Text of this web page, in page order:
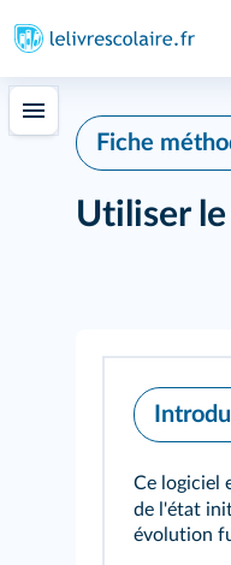
Fiche
Utiliser
Ce logiciel
de l'état
évolution